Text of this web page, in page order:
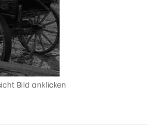
Bild anklicken